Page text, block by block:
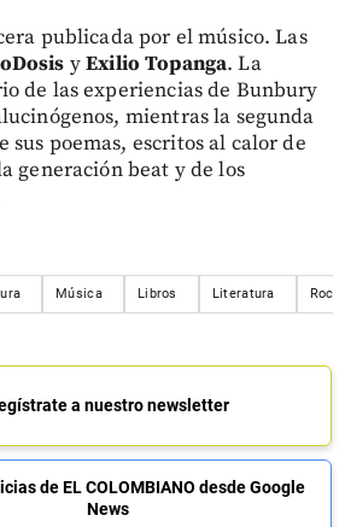
publicada por el músico. Las
yExilio Topanga. La
de las experiencias de Bunbury
mientras la segunda
sus poemas, escritos al calor de
generación beat y de los
Música Libros Literatura Rock
a nuestro newsletter
de EL COLOMBIANO desde Google
News